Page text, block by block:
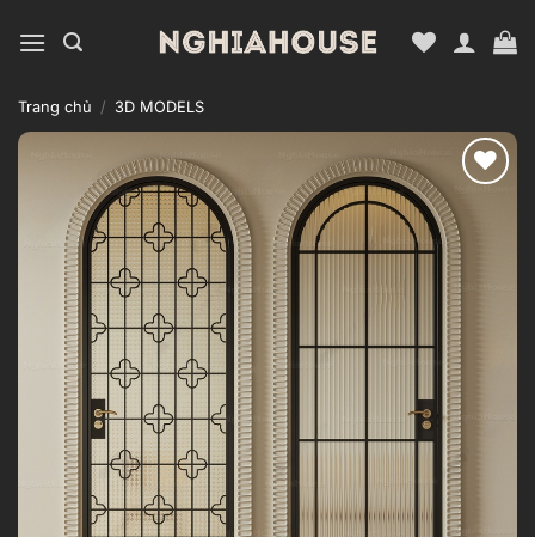
qua
dung
Trang chủ / 3D MODELS
Add to
wishlist